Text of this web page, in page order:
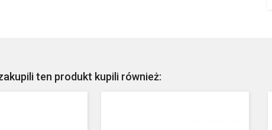
ten produkt kupili również: